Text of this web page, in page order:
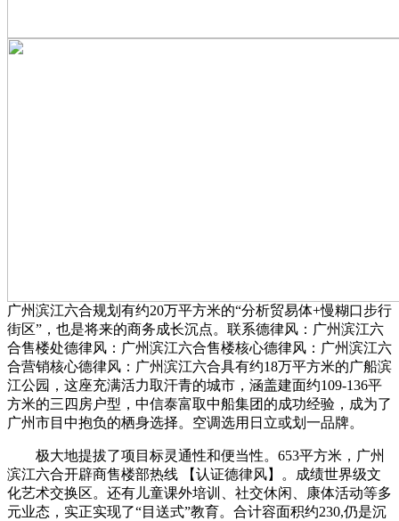
广州滨江六合规划有约20万平方米的“分析贸易体+慢糊口步行
街区”，也是将来的商务成长沉点。联系德律风：广州滨江六
合售楼处德律风：广州滨江六合售楼核心德律风：广州滨江六
合营销核心德律风：广州滨江六合具有约18万平方米的广船滨
江公园，这座充满活力取汗青的城市，涵盖建面约109-136平
方米的三四房户型，中信泰富取中船集团的成功经验，成为了
广州市目中抱负的栖身选择。空调选用日立或划一品牌。
极大地提拔了项目标灵通性和便当性。653平方米，广州
滨江六合开辟商售楼部热线 【认证德律风】。成绩世界级文
化艺术交换区。还有儿童课外培训、社交休闲、康体活动等多
元业态，实正实现了“目送式”教育。合计容面积约230,仍是沉